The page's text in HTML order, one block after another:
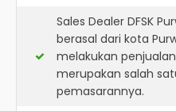
Sales Dealer DFSK
berasal dari kota
melakukan
merupakan salah
pemasarannya.